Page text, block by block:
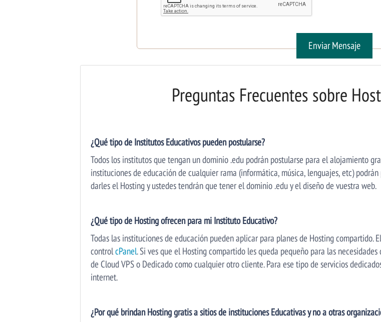
Enviar Mensaje
Preguntas Frecuentes sobre
¿Qué tipo de Institutos Educativos pueden postularse?
Todos los institutos que tengan un dominio .edu podrán postularse para el alojamiento
instituciones de educación de cualquier rama (informática, música, lenguajes, etc)
darles el Hosting y ustedes tendrán que tener el dominio .edu y el diseño de vuestra web.
¿Qué tipo de Hosting ofrecen para mi Instituto Educativo?
Todas las instituciones de educación pueden aplicar para planes de Hosting compartido.
controlcPanel. Si ves que el Hosting compartido les queda pequeño para las
de Cloud VPS o Dedicado como cualquier otro cliente. Para ese tipo de servicios
internet.
¿Por qué brindan Hosting gratis a sitios de instituciones Educativas y no a otras